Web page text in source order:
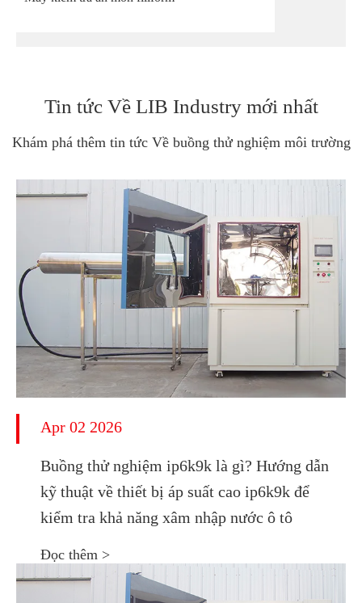
Tin tức Về LIB Industry mới nhất
Khám phá thêm tin tức Về buồng thử nghiệm môi trường
Apr 02 2026
Buồng thử nghiệm ip6k9k là gì? Hướng dẫn
kỹ thuật về thiết bị áp suất cao ip6k9k để
kiểm tra khả năng xâm nhập nước ô tô
Đọc thêm >